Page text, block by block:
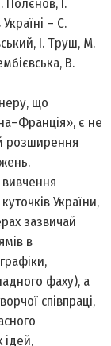
Полєнов, І.
– С.
І. Труш, М.
В.
що
є не
розширення
України,
зазвичай
в
фаху), а
співпраці,
ідей,